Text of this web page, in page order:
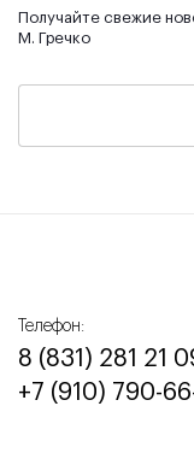
Получайте свежие
М. Гречко
Телефон:
8 (831) 281 21
+7 (910) 790-